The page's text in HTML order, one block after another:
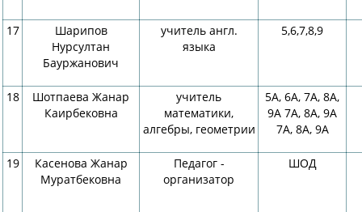
17
Шарипов
Нурсултан
Бауржанович
учитель англ.
языка
5,6,7,8,9
18
Шотпаева Жанар
Каирбековна
учитель
математики,
алгебры, геометрии
5А, 6А, 7А, 8А,
9А 7А, 8А, 9А
7А, 8А, 9А
19
Касенова Жанар
Муратбековна
Педагог -
организатор
ШОД